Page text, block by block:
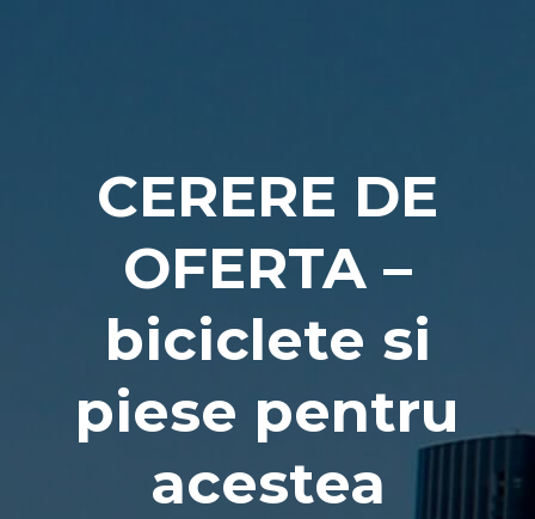
CERERE DE
OFERTA –
biciclete si
piese pentru
acestea